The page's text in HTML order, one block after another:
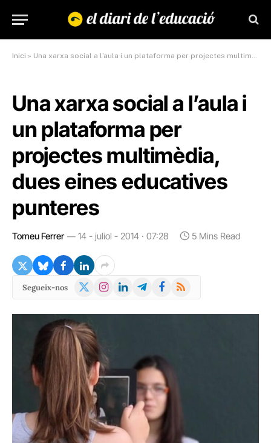
Inici » Una xarxa social a l’aula i un plataforma per projectes multimèdia, dues eines educatives punteres
Una xarxa social a l’aula i
un plataforma per
projectes multimèdia,
dues eines educatives
punteres
Tomeu Ferrer 14 - juliol - 2014 · 07:28 5 Mins Read
Segueix-nos
X
Instagram
LinkedInTelegramFacebook
RSS